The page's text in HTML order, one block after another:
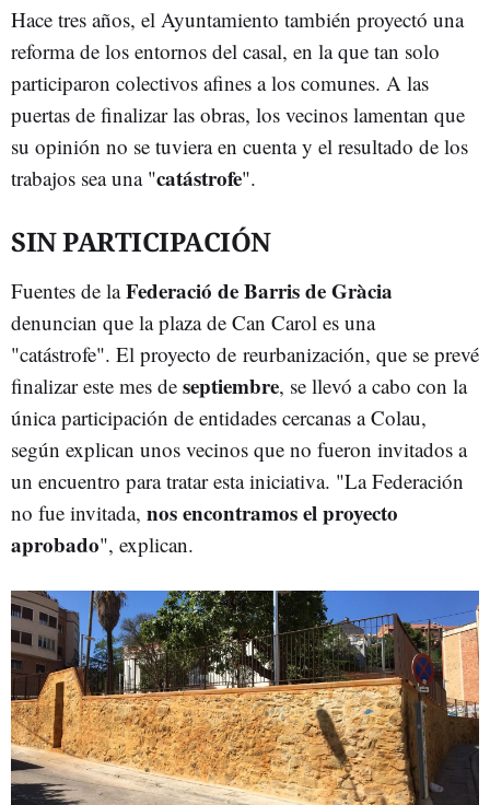
Hace tres años, el Ayuntamiento también proyectó una
reforma de los entornos del casal, en la que tan solo
participaron colectivos afines a los comunes. A las
puertas de finalizar las obras, los vecinos lamentan que
su opinión no se tuviera en cuenta y el resultado de los
trabajos sea una "catástrofe".
SIN PARTICIPACIÓN
Fuentes de laFederació de Barris de Gràcia
denuncian que la plaza de Can Carol es una
"catástrofe". El proyecto de reurbanización, que se prevé
finalizar este mes de septiembre, se llevó a cabo con la
única participación de entidades cercanas a Colau,
según explican unos vecinos que no fueron invitados a
un encuentro para tratar esta iniciativa. "La Federación
no fue invitada, nos encontramos el proyecto
aprobado", explican.